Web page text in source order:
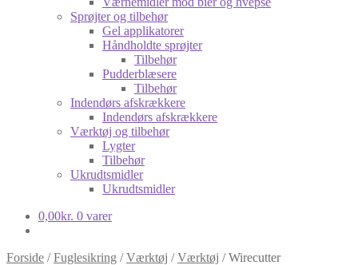
Sprøjter og tilbehør
Gel applikatorer
Håndholdte sprøjter
Tilbehør
Pudderblæsere
Tilbehør
Indendørs afskrækkere
Indendørs afskrækkere
Værktøj og tilbehør
Lygter
Tilbehør
Ukrudtsmidler
Ukrudtsmidler
0,00kr. 0 varer
Forside /Fuglesikring /Værktøj /Værktøj /Wirecutter